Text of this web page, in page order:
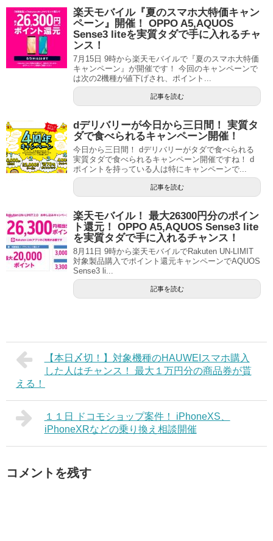
楽天モバイル『夏のスマホ大特価キャン
ペーン』開催！ OPPO A5,AQUOS
Sense3 liteを実質タダで手に入れるチャ
ンス！
7月15日 9時から楽天モバイルで『夏のスマホ大特価
キャンペーン』が開催です！ 今回のキャンペーンで
は次の2機種が値下げされ、ポイント...
記事を読む
dデリバリーが今日から三日間！ 実質タ
ダで食べられるキャンペーン開催！
今日から三日間！ dデリバリーがタダで食べられる
実質タダで食べられるキャンペーン開催ですね！ d
ポイントを持っている人は特にキャンペーンで...
記事を読む
楽天モバイル！ 最大26300円分のポイン
ト還元！ OPPO A5,AQUOS Sense3 lite
を実質タダで手に入れるチャンス！
8月11日 9時から楽天モバイルでRakuten UN-LIMIT
対象製品購入でポイント還元キャンペーンでAQUOS
Sense3 li...
記事を読む
【本日〆切！】対象機種のHAUWEIスマホ購入
した人はチャンス！ 最大１万円分の商品券が貰
える！
１１日 ドコモショップ案件！ iPhoneXS、
iPhoneXRなどの乗り換え相談開催
コメントを残す